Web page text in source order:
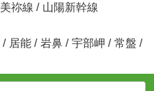
美祢線 / 山陽新幹線
/ 居能 / 岩鼻 / 宇部岬 / 常盤 /